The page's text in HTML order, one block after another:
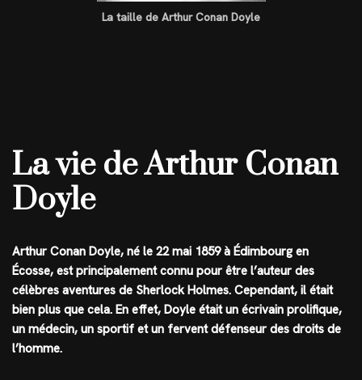
La taille de Arthur Conan Doyle
La vie de Arthur Conan
Doyle
Arthur Conan Doyle, né le 22 mai 1859 à Édimbourg en
Écosse, est principalement connu pour être l’auteur des
célèbres aventures de Sherlock Holmes. Cependant, il était
bien plus que cela. En effet, Doyle était un écrivain prolifique,
un médecin, un sportif et un fervent défenseur des droits de
l’homme.